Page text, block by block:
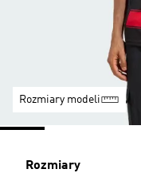
Rozmiary modeli
Rozmiary